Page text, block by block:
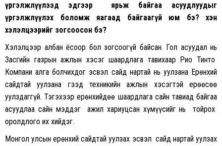
үргэлжлүүлээд эдгээр ярьж байгаа асуудлуудыг
үргэлжлүүлэх боломж яагаад байгаагүй юм бэ? хэн
хэлэлцээрийг зогсоосон бэ?
Хэлэлцээр албан ёсоор бол зогсоогүй байсан. Гол асуудал нь
Засгийн газрын ажлын хэсэг шаардлага тавихаар Рио Тинто
Компани алга болчихдог эсвэл сайд нартай нь уулзана Ерөнхий
сайдтай уулзана гээд техникийн ажлын хэсэгтэй ерөөсөө
уулздаггүй. Тэгэхээр ерөнхийдөө шаардлага сайн тавиад байгаа
асуудлаа сайн мэддэг ажил хариуцсан хүмүүсийг нь тойрох
оролдлого их хийдэг.
Монгол улсын ерөнхий сайдтай уулзах эсвэл сайд нартай уулзах